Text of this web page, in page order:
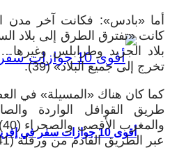
أقوى 10 جوازات سفر في إفريقيا لعام 2026
أما «بادس»: فكانت آخر مدن
كانت «تفترق الطرق إلى بلاد
بلاد الجريد وطرابلس وغيرها…
تخرج إلى جميع البلاد» (39).
كما كان هناك «المسيلة» في
طريق القوافل الواردة
عبر الطريق القادم من ورقلة (41).